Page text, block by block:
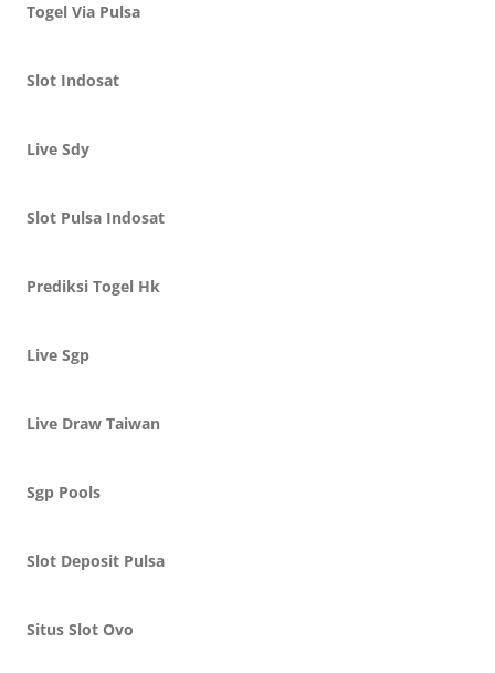
Togel Via Pulsa
Slot Indosat
Live Sdy
Slot Pulsa Indosat
Prediksi Togel Hk
Live Sgp
Live Draw Taiwan
Sgp Pools
Slot Deposit Pulsa
Situs Slot Ovo